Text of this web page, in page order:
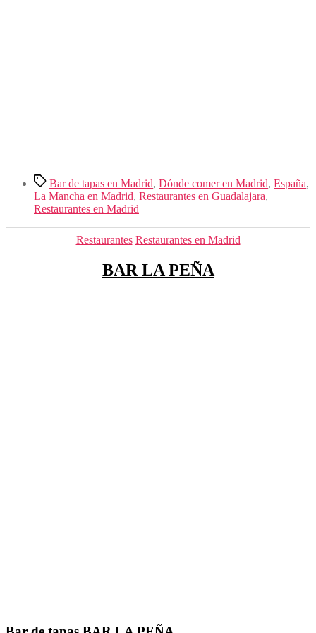
Etiquetas
Bar de tapas en Madrid, Dónde comer en Madrid, España,
La Mancha en Madrid, Restaurantes en Guadalajara,
Restaurantes en Madrid
Categorías
Restaurantes Restaurantes en Madrid
BAR LA PEÑA